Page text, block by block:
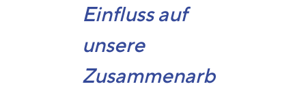
Einfluss auf
unsere
Zusammenarb